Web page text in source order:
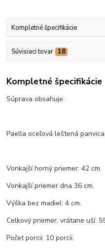
Kompletné špecifikácie
Súvisiaci tovar 18
Kompletné špecifikácie
Súprava obsahuje:
Paella oceľová leštená panvica
Vonkajší horný priemer: 42 cm.
Vonkajší priemer dna 36 cm.
Výška bez madiel: 4 cm.
Celkový priemer, vrátane uší:
Počet porcii: 10 porcii.